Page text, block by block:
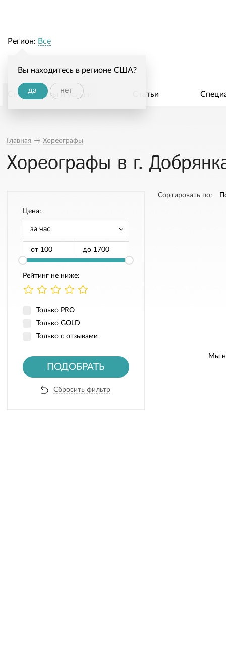
Регион: Все
Вы находитесь в регионе США?
да нет
Специалисты и услуги Статьи
Главная → Хореографы
Хореографы в г.
Цена:
от до
Рейтинг не ниже:
Только PRO
Только GOLD
Только с отзывами
ПОДОБРАТЬ
Сбросить фильтр
Сортировать по:
Мы